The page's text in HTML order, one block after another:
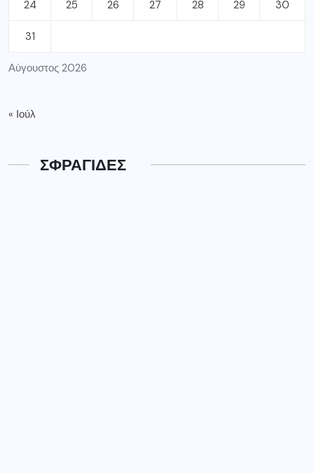
Αύγουστος 2026
24 25 26 27 28 29 30
31
« Ιούλ
ΣΦΡΑΓΙΔΕΣ